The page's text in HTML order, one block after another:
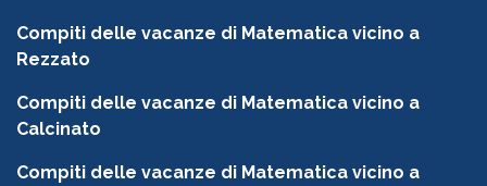
Compiti delle vacanze di Matematica vicino a
Rezzato
Compiti delle vacanze di Matematica vicino a
Calcinato
Compiti delle vacanze di Matematica vicino a